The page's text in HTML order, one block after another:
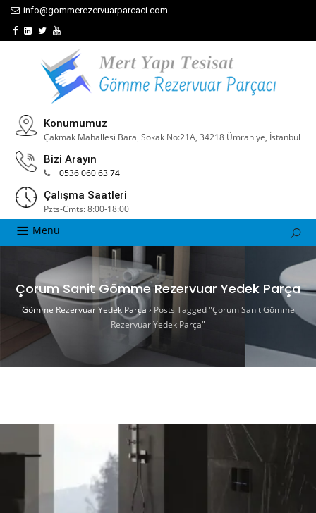
info@gommerezervuarparcaci.com
Konumumuz
Çakmak Mahallesi Baraj Sokak No:21A, 34218 Ümraniye, İstanbul
Bizi Arayın
0536 060 63 74
Çalışma Saatleri
Pzts-Cmts: 8:00-18:00
Menu
Çorum Sanit Gömme Rezervuar Yedek Parça
Gömme Rezervuar Yedek Parça › Posts Tagged "Çorum Sanit Gömme
Rezervuar Yedek Parça"